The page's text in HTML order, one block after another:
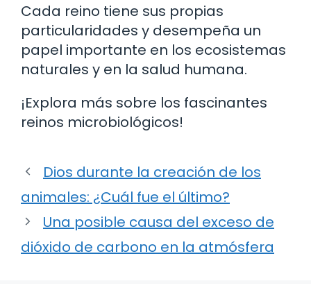
Cada reino tiene sus propias
particularidades y desempeña un
papel importante en los ecosistemas
naturales y en la salud humana.
¡Explora más sobre los fascinantes
reinos microbiológicos!
Dios durante la creación de los
animales: ¿Cuál fue el último?
Una posible causa del exceso de
dióxido de carbono en la atmósfera